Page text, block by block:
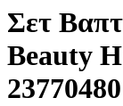
Σετ
Beauty
23770480